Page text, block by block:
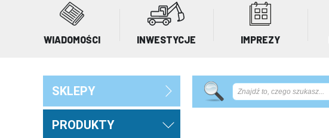
WIADOMOŚCI INWESTYCJE IMPREZY
SKLEPY
PRODUKTY